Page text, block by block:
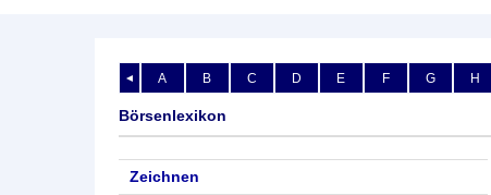
◄ A B C D E F G H
Börsenlexikon
Zeichnen